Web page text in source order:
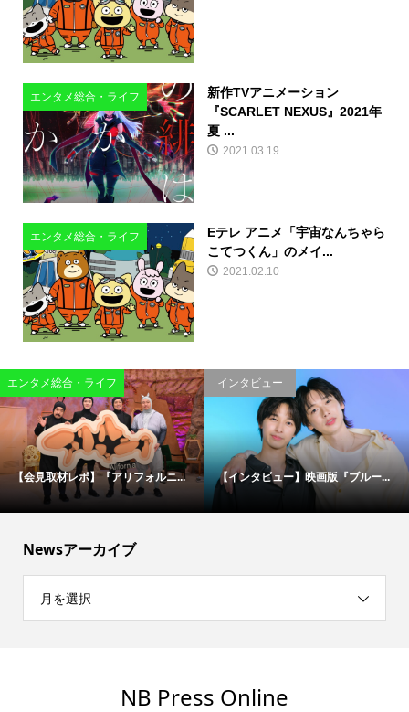
エンタメ総合・ライフ
新作TVアニメーション
『SCARLET NEXUS』2021年
夏 ...
2021.03.19
エンタメ総合・ライフ
Eテレ アニメ「宇宙なんちゃら
こてつくん」のメイ...
2021.02.10
エンタメ総合・ライフ
【会見取材レポ】『アリフォルニ...
インタビュー
【インタビュー】映画版『ブルー...
Newsアーカイブ
月を選択
NB Press Online